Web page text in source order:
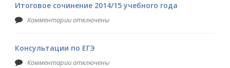
Итоговое сочинение 2014/15 учебного года
Комментарии отключены
Консультации по ЕГЭ
Комментарии отключены